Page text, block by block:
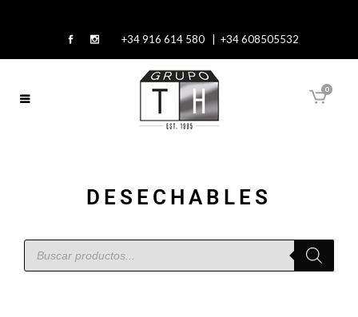
+34 916 614 580 | +34 608505532
0
DESECHABLES